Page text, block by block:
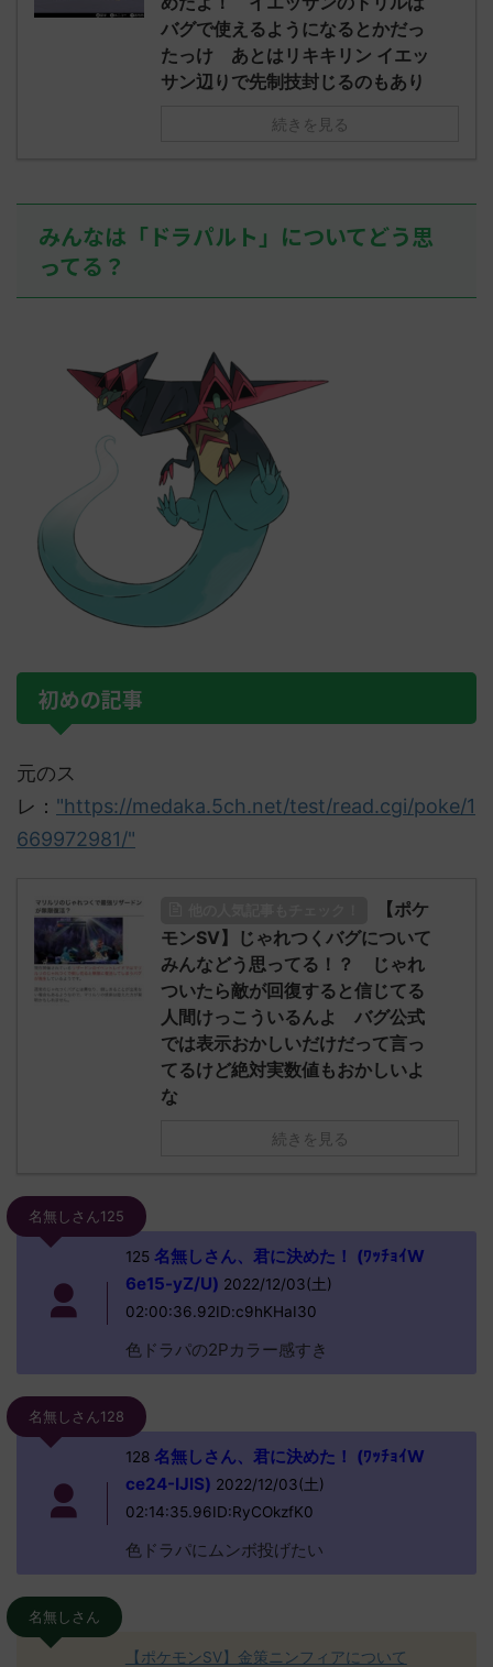
決めた！ (ﾜｯﾁｮｲW b524-NwUu)
2023/06/28(水 ...
たラウドボ
しさん0624
決めた！ (ﾜ
バグで使えるようになるとかだっ
たっけ あとはリキキリン イエッ
サン辺りで先制技封じるのもあり
続きを見る
みんなは「ドラパルト」についてどう思
ってる？
初めの記事
元のス
レ： "https://medaka.5ch.net/test/read.cgi/poke/1
669972981/"
【ポケ
モンSV】じゃれつくバグについて
みんなどう思ってる！？ じゃれ
ついたら敵が回復すると信じてる
人間けっこういるんよ バグ公式
では表示おかしいだけだって言っ
てるけど絶対実数値もおかしいよ
な
続きを見る
名無しさん125
125名無しさん、君に決めた！ (ﾜｯﾁｮｲW
6e15-yZ/U) 2022/12/03(土)
02:00:36.92ID:c9hKHaI30
色ドラパの2Pカラー感すき
名無しさん128
128名無しさん、君に決めた！ (ﾜｯﾁｮｲW
ce24-IJlS) 2022/12/03(土)
02:14:35.96ID:RyCOkzfK0
色ドラパにムンボ投げたい
名無しさん
【ポケモンSV】金策ニンフィアについて